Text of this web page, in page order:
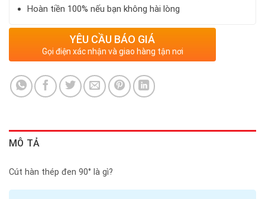
Hoàn tiền 100% nếu bạn không hài lòng
YÊU CẦU BÁO GIÁ
Gọi điện xác nhận và giao hàng tận nơi
MÔ TẢ
Cút hàn thép đen 90° là gì?